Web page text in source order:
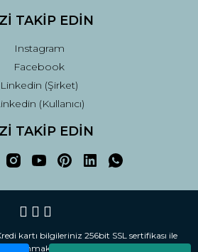
TAKİP EDİN
Instagram
Facebook
Linkedin (Şirket)
(Kullanıcı)
TAKİP EDİN
kartı bilgileriniz 256bit SSL sertifikası ile
korunmaktadır.